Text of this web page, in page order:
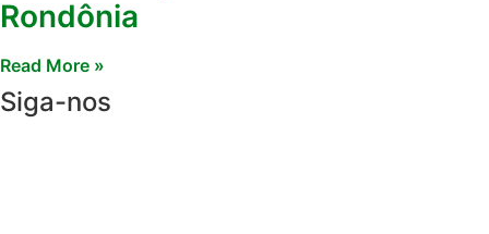
Rondônia
Read More »
Siga-nos